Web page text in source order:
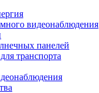
видеонаблюдения
панелей
транспорта